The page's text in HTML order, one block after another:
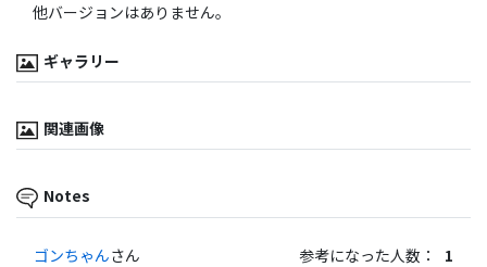
他バージョンはありません。
ギャラリー
関連画像
Notes
ゴンちゃんさん 参考になった人数：
1